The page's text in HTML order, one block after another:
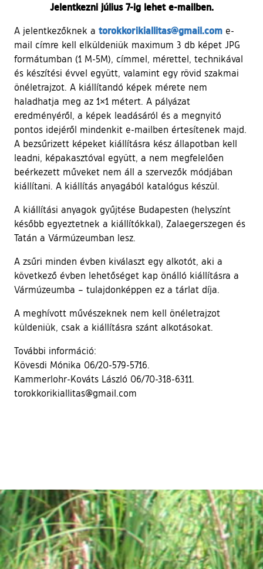
Jelentkezni július 7-ig lehet e-mailben.
A jelentkezőknek a torokkorikiallitas@gmail.com e-
mail címre kell elküldeniük maximum 3 db képet JPG
formátumban (1 M-5M), címmel, mérettel, technikával
és készítési évvel együtt, valamint egy rövid szakmai
önéletrajzot. A kiállítandó képek mérete nem
haladhatja meg az 1×1 métert. A pályázat
eredményéről, a képek leadásáról és a megnyitó
pontos idejéről mindenkit e-mailben értesítenek majd.
A bezsűrizett képeket kiállításra kész állapotban kell
leadni, képakasztóval együtt, a nem megfelelően
beérkezett műveket nem áll a szervezők módjában
kiállítani. A kiállítás anyagából katalógus készül.
A kiállítási anyagok gyűjtése Budapesten (helyszínt
később egyeztetnek a kiállítókkal), Zalaegerszegen és
Tatán a Vármúzeumban lesz.
A zsűri minden évben kiválaszt egy alkotót, aki a
következő évben lehetőséget kap önálló kiállításra a
Vármúzeumba – tulajdonképpen ez a tárlat díja.
A meghívott művészeknek nem kell önéletrajzot
küldeniük, csak a kiállításra szánt alkotásokat.
További információ:
Kövesdi Mónika 06/20-579-5716.
Kammerlohr-Kováts László 06/70-318-6311.
torokkorikiallitas@gmail.com